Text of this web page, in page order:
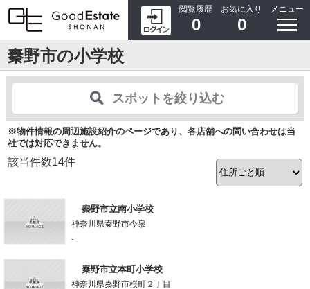
閲覧履歴
0
お気に入り
0
メニュー
秦野市の小学校
スポットを絞り込む
※物件情報の周辺施設紹介のページであり、各店舗への問い合わせは当
社では対応できません。
該当件数14件
秦野市立南小学校
神奈川県秦野市今泉
-
秦野市立本町小学校
神奈川県秦野市桜町２丁目